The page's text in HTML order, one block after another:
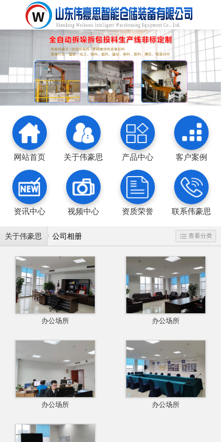
网站首页 关于伟豪思 产品中心 客户案例
资讯中心 视频中心 资质荣誉 联系伟豪思
关于伟豪思 公司相册 查看分类
办公场所 办公场所
办公场所 办公场所